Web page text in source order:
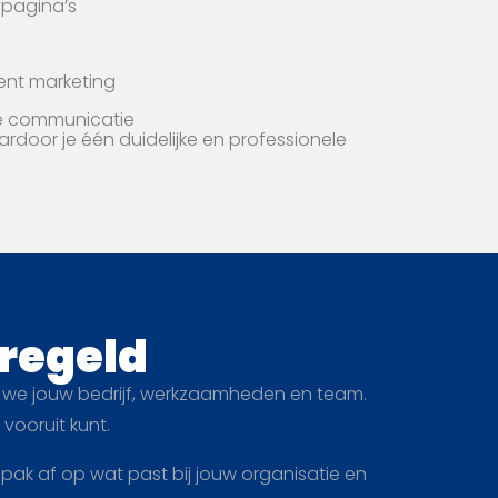
marketing
communicatie
je één duidelijke en professionele
jouw bedrijf, werkzaamheden en team.
kunt.
af op wat past bij jouw organisatie en